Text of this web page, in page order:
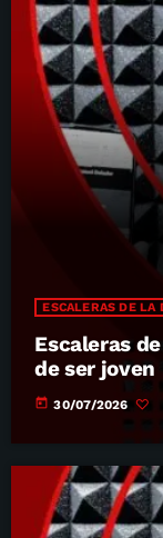
ESCALERAS DE LA
Escaleras
de ser joven
today 30/07/2026